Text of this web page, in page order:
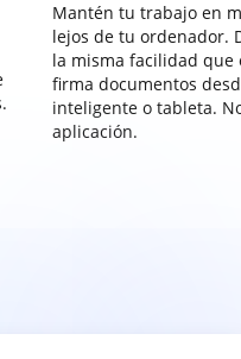
Mantén tu trabajo en
lejos de tu ordenador.
la misma facilidad que
firma documentos
inteligente o tableta.
aplicación.